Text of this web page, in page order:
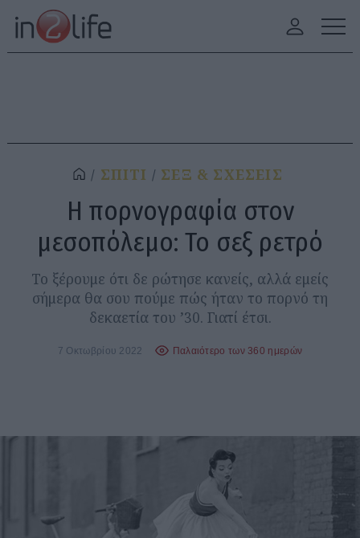
ΣΠΙΤΙ ΣΕΞ & ΣΧΕΣΕΙΣ
Η πορνογραφία στον
μεσοπόλεμο: Το σεξ ρετρό
Το ξέρουμε ότι δε ρώτησε κανείς, αλλά εμείς
σήμερα θα σου πούμε πώς ήταν το πορνό τη
δεκαετία του ’30. Γιατί έτσι.
7 Οκτωβρίου 2022 Παλαιότερο των 360 ημερών